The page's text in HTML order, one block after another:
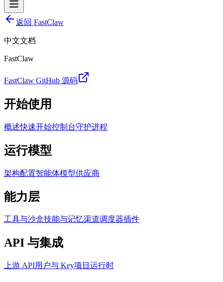
返回 FastClaw
中文文档
FastClaw
FastClaw GitHub 源码
开始使用
概述快速开始控制台守护进程
运行模型
架构配置智能体模型供应商
能力层
工具与沙盒技能与记忆渠道调度器插件
API 与集成
上游 API用户与 Key项目运行时